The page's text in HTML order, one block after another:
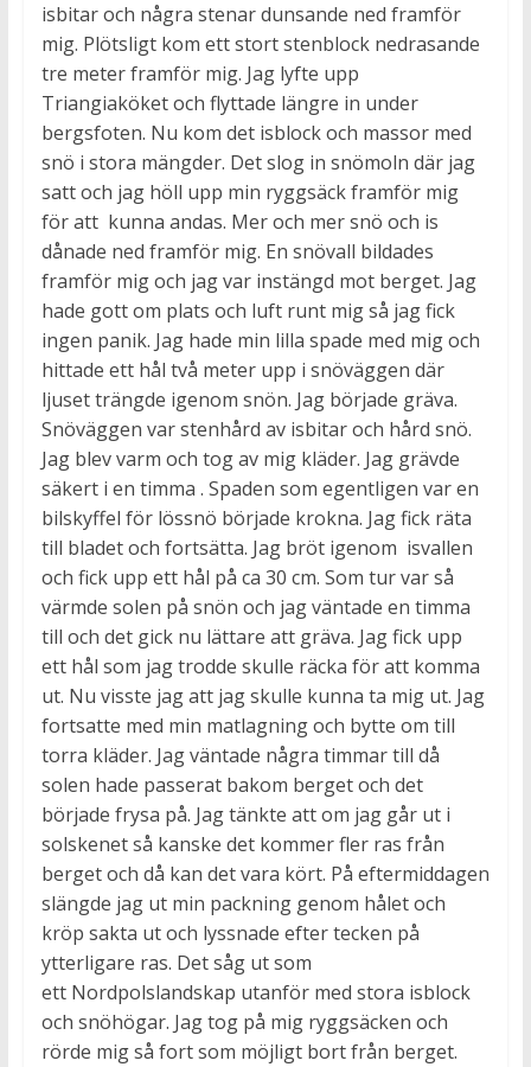
isbitar och några stenar dunsande ned framför
mig. Plötsligt kom ett stort stenblock nedrasande
tre meter framför mig. Jag lyfte upp
Triangiaköket och flyttade längre in under
bergsfoten. Nu kom det isblock och massor med
snö i stora mängder. Det slog in snömoln där jag
satt och jag höll upp min ryggsäck framför mig
för att kunna andas. Mer och mer snö och is
dånade ned framför mig. En snövall bildades
framför mig och jag var instängd mot berget. Jag
hade gott om plats och luft runt mig så jag fick
ingen panik. Jag hade min lilla spade med mig och
hittade ett hål två meter upp i snöväggen där
ljuset trängde igenom snön. Jag började gräva.
Snöväggen var stenhård av isbitar och hård snö.
Jag blev varm och tog av mig kläder. Jag grävde
säkert i en timma . Spaden som egentligen var en
bilskyffel för lössnö började krokna. Jag fick räta
till bladet och fortsätta. Jag bröt igenom isvallen
och fick upp ett hål på ca 30 cm. Som tur var så
värmde solen på snön och jag väntade en timma
till och det gick nu lättare att gräva. Jag fick upp
ett hål som jag trodde skulle räcka för att komma
ut. Nu visste jag att jag skulle kunna ta mig ut. Jag
fortsatte med min matlagning och bytte om till
torra kläder. Jag väntade några timmar till då
solen hade passerat bakom berget och det
började frysa på. Jag tänkte att om jag går ut i
solskenet så kanske det kommer fler ras från
berget och då kan det vara kört. På eftermiddagen
slängde jag ut min packning genom hålet och
kröp sakta ut och lyssnade efter tecken på
ytterligare ras. Det såg ut som
ett Nordpolslandskap utanför med stora isblock
och snöhögar. Jag tog på mig ryggsäcken och
rörde mig så fort som möjligt bort från berget.